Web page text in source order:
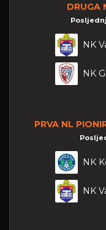
DRUGA
NK
NK
PRVA NL
NK
NK